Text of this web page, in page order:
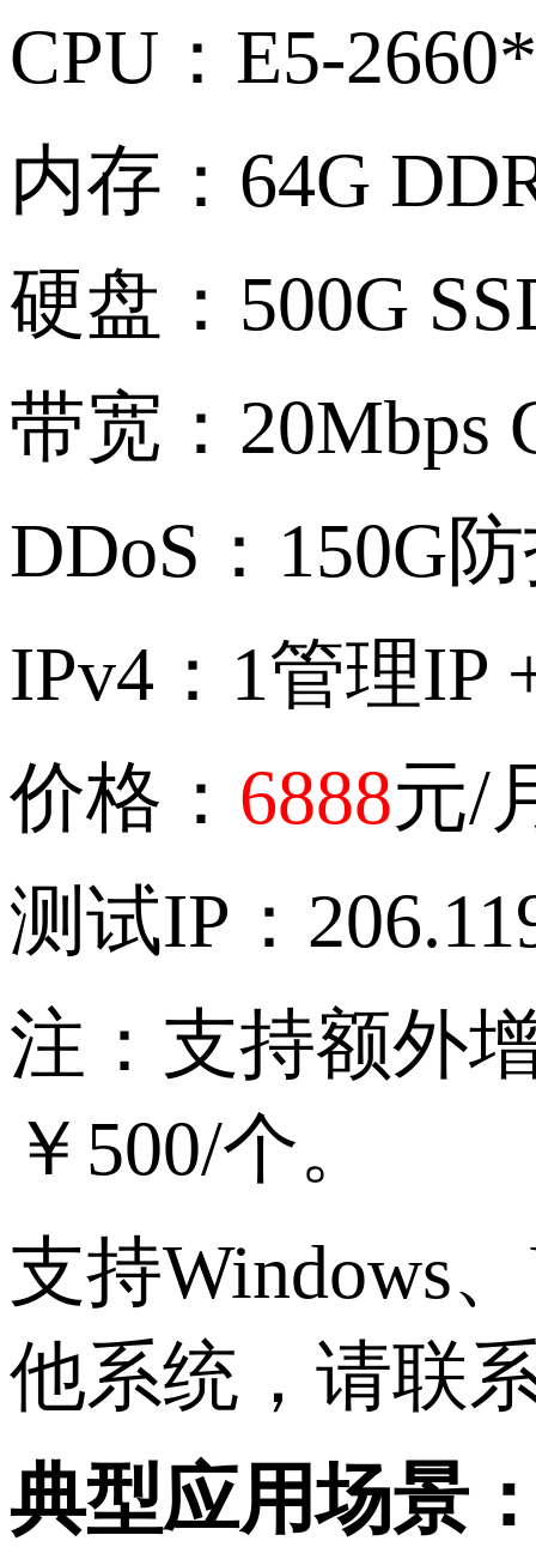
CPU ： E5-
内存： 64G
硬盘： 500G
带宽： 20Mbps
DDoS ： 150G
IPv4 ： 1管理IP
价格： 6888元/
测试IP ：
注：支持额外
￥ 500/个。
支持Windows、
他系统，请联
典型应用场景